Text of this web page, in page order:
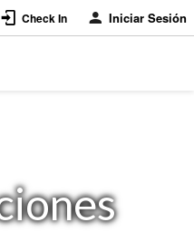
Check In Iniciar Sesión